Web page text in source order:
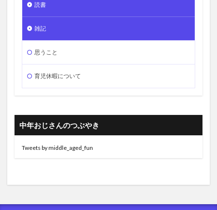
読書
雑記
思うこと
育児休暇について
中年おじさんのつぶやき
Tweets by middle_aged_fun